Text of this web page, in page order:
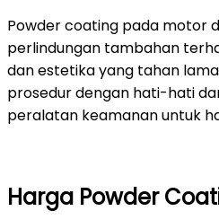
Powder coating pada motor
perlindungan tambahan
dan estetika yang tahan
prosedur dengan hati-hati
peralatan keamanan untuk
Harga Powder